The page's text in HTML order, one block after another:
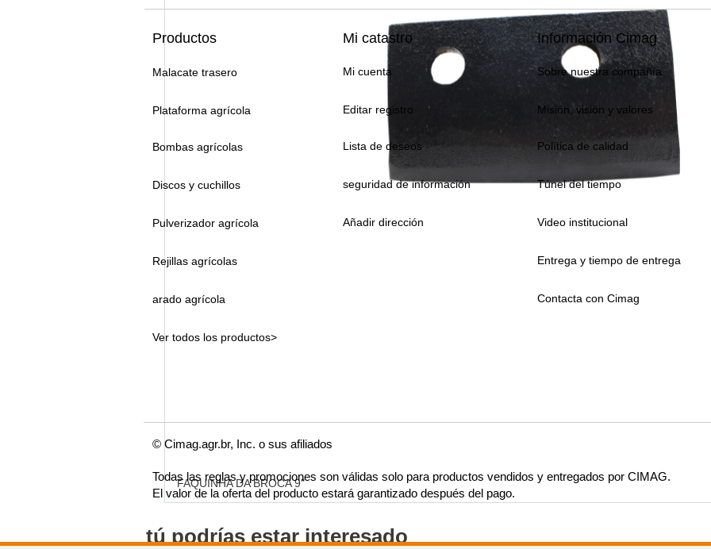
FAQUINHA DA BROCA 9"
tú podrías estar interesado
Productos Mi catastro Información Cimag
Malacate trasero Mi cuenta Sobre nuestra compañía
Plataforma agrícola Editar registro Misión, visión y valores
Bombas agrícolas Lista de deseos Política de calidad
Discos y cuchillos seguridad de información Túnel del tiempo
Pulverizador agrícola Añadir dirección Video institucional
Rejillas agrícolas
arado agrícola
Entrega y tiempo de entrega
Contacta con Cimag
Ver todos los productos>
© Cimag.agr.br, Inc. o sus afiliados
Todas las reglas y promociones son válidas solo para productos vendidos y entregados por CIMAG.
El valor de la oferta del producto estará garantizado después del pago.